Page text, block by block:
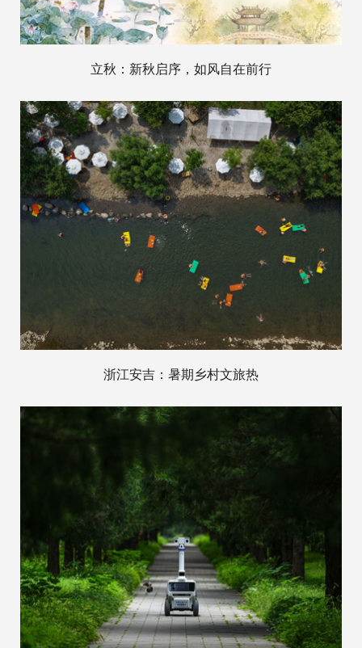
立秋：新秋启序，如风自在前行
浙江安吉：暑期乡村文旅热